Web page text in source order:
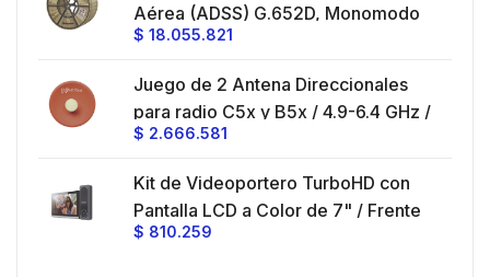
Aérea (ADSS) G.652D, Monomodo
de 24 Hilos, Exterior, Span 200,
$ 18.055.821
Juego de 2 Antena Direccionales
para radio C5x y B5x / 4.9-6.4 GHz /
Ganancia 27 dBi / Montaje incluido.
$ 2.666.581
Kit de Videoportero TurboHD con
Pantalla LCD a Color de 7" / Frente
de Calle para Exterior de
$ 810.259